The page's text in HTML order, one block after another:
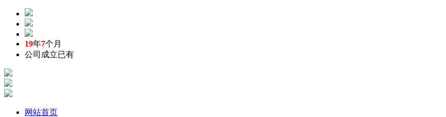
19年7个月
公司成立已有
网站首页